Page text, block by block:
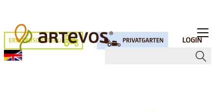
LOGIN